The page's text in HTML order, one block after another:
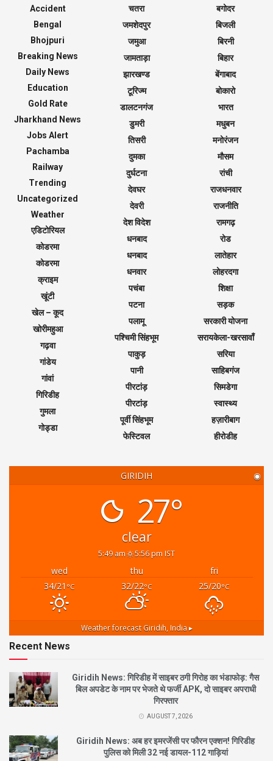
Accident
Bengal
Bhojpuri
Breaking News
Daily News
Education
Gold Rate
Jharkhand News
Jobs Alert
Pachamba
Railway
Trending
Uncategorized
Weather
एडिटोरियल
कोडरमा
कोडरमा
क्राइम
खूंटी
खेल – कूद
खोरीमहुआ
गढ़वा
गांडेय
गांवां
गिरिडीह
गुमला
गोड्डा
चतरा
जमशेदपुर
जमुआ
जामताड़ा
झारखण्ड
टूरिज्म
डालटनगंज
डुमरी
तिसरी
दुमका
दुर्घटना
देवघर
देवरी
देश विदेश
धनबाद
धनबाद
धनवार
पचंबा
पटना
पलामू
पश्चिमी सिंहभूम
पाकुड़
पानी
पीरटांड़
पीरटांड़
पूर्वी सिंहभूम
फेस्टिवल
बगोदर
बिजली
बिरनी
बिहार
बेंगाबाद
बोकारो
भारत
मधुबन
मनोरंजन
मौसम
रांची
राजधनवार
राजनीति
रामगढ़
रोड
लातेहार
लोहरदगा
शिक्षा
सड़क
सरकारी योजना
सरायकेला-खरसावाँ
सरिया
साहिबगंज
सिमडेगा
स्वास्थ्य
हज़ारीबाग
हीरोडीह
GIRIDIH ◉
27°
clear
5:49 am 5:56 pm IST
wed thu
fri
34/21 °C 32/22°C 25/20°C
Weather forecast Giridih, India ▸
Recent News
Giridih News: गिरिडीह में साइबर ठगी गिरोह का भंडाफोड़: गैस
बिल अपडेट के नाम पर भेजते थे फर्जी APK, दो साइबर अपराधी
गिरफ्तार
AUGUST 7, 2026
Giridih News: अब हर इमरजेंसी पर फौरन एक्शन! गिरिडीह
पुलिस को मिली 32 नई डायल-112 गाड़ियां